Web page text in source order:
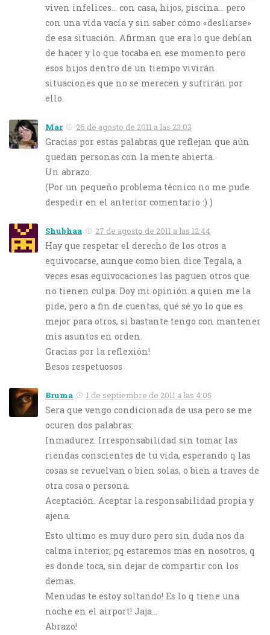
viven infelices… con casa, hijos, piscina… pero
con una vida vacía y sin saber cómo «desliarse»
de esa situación. Afirman que era lo que debían
de hacer y lo que tocaba en ese momento pero
esos hijos dentro de un tiempo vivirán
situaciones que no se merecen y sufrirán por
ello.
Mar 26 de agosto de 2011 a las 23:03
Gracias por estas palabras que reflejan que aún
quedan personas con la mente abierta.
Un abrazo.
(Por un pequeño problema técnico no me pude
despedir en el anterior comentario :) )
Shubhaa 27 de agosto de 2011 a las 12:44
Hay que respetar el derecho de los otros a
equivocarse, aunque como bien dice Tegala, a
veces esas equivocaciones las paguen otros que
no tienen culpa. Doy mi opinión a quien me la
pide, pero a fin de cuentas, qué sé yo lo que es
mejor para otros, si bastante tengo con mantener
mis asuntos en orden.
Gracias por la reflexión!
Besos respetuosos
Bruma 1 de septiembre de 2011 a las 4:05
Sera que vengo condicionada de usa pero se me
ocuren dos palabras:
Inmadurez. Irresponsabilidad sin tomar las
riendas conscientes de tu vida, esperando q las
cosas se revuelvan o bien solas, o bien a traves de
otra cosa o persona.
Aceptación. Aceptar la responsabilidad propia y
ajena.
Esto ultimo es muy duro pero sin duda nos da
calma interior, pq estaremos mas en nosotros, q
es donde toca, sin dejar de compartir con los
demas.
Menudas te estoy soltando! Es lo q tiene una
noche en el airport! Jaja…
Abrazo!